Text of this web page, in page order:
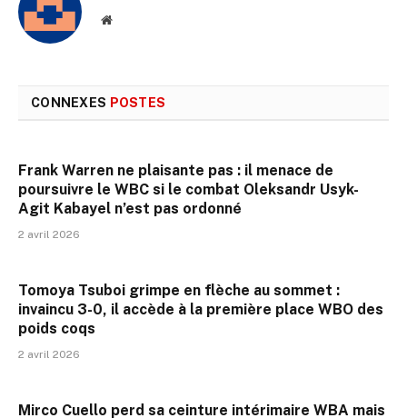
Site
CONNEXES POSTES
Frank Warren ne plaisante pas : il menace de
poursuivre le WBC si le combat Oleksandr Usyk-
Agit Kabayel n’est pas ordonné
2 avril 2026
Tomoya Tsuboi grimpe en flèche au sommet :
invaincu 3-0, il accède à la première place WBO des
poids coqs
2 avril 2026
Mirco Cuello perd sa ceinture intérimaire WBA mais